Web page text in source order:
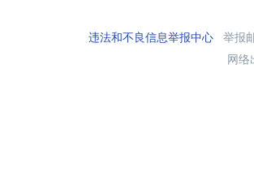
违法和不良信息举报中心举报
网